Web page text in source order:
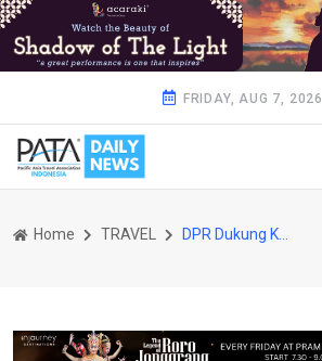
FRIDAY, AUG 7, 2026
Home TRAVEL DPR Dukung Kemenparekraf Tingkatkan Kualitas SDM Pariwisata Indonesia